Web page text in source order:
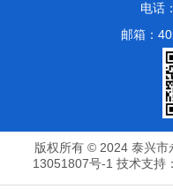
电话
邮箱：
版权所有 © 2024 泰兴市
13051807号-1 技术支持：